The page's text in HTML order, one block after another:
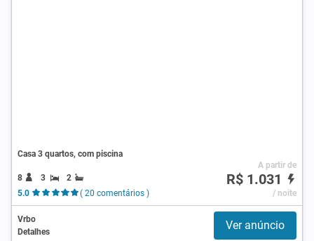
Casa 3 quartos, com piscina
8 3
2
5.0
( 20 comentários )
A partir de
R$ 1.031
/ noite
Vrbo
Detalhes
Ver anúncio